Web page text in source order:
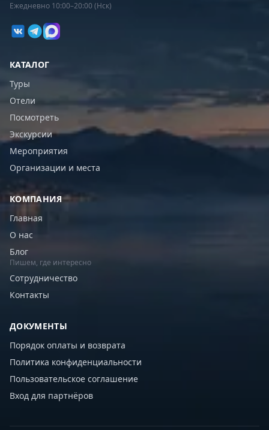
Ежедневно 10:00–20:00 (Нск)
КАТАЛОГ
Туры
Отели
Посмотреть
Экскурсии
Мероприятия
Организации и места
КОМПАНИЯ
Главная
О нас
Блог
Пишем, где интересно
Сотрудничество
Контакты
ДОКУМЕНТЫ
Порядок оплаты и возврата
Политика конфиденциальности
Пользовательское соглашение
Вход для партнёров